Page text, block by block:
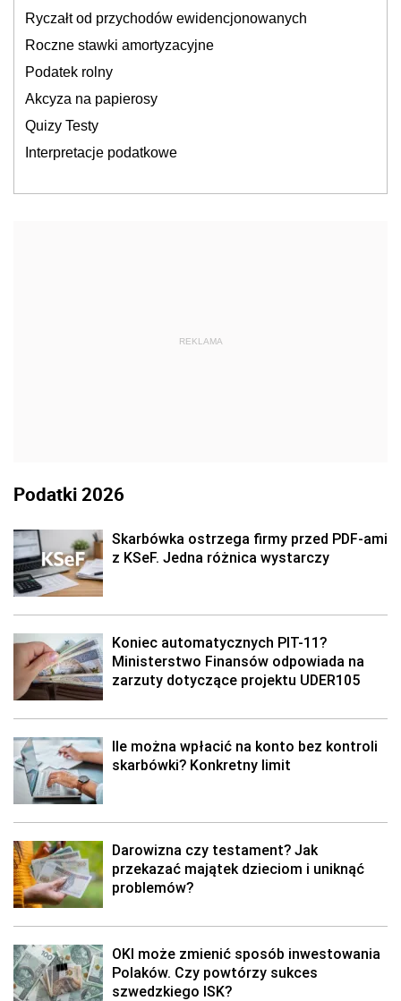
Ryczałt od przychodów ewidencjonowanych
Roczne stawki amortyzacyjne
Podatek rolny
Akcyza na papierosy
Quizy Testy
Interpretacje podatkowe
REKLAMA
Podatki 2026
Skarbówka ostrzega firmy przed PDF-ami
z KSeF. Jedna różnica wystarczy
Koniec automatycznych PIT-11?
Ministerstwo Finansów odpowiada na
zarzuty dotyczące projektu UDER105
Ile można wpłacić na konto bez kontroli
skarbówki? Konkretny limit
Darowizna czy testament? Jak
przekazać majątek dzieciom i uniknąć
problemów?
OKI może zmienić sposób inwestowania
Polaków. Czy powtórzy sukces
szwedzkiego ISK?